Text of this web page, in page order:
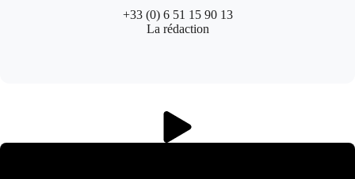
+33 (0) 6 51 15 90 13
La rédaction